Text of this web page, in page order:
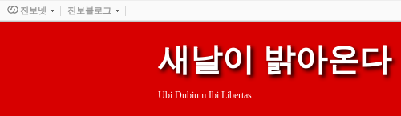
새날이 밝아온
Ubi Dubium Ibi Libertas
진보넷 진보블로그